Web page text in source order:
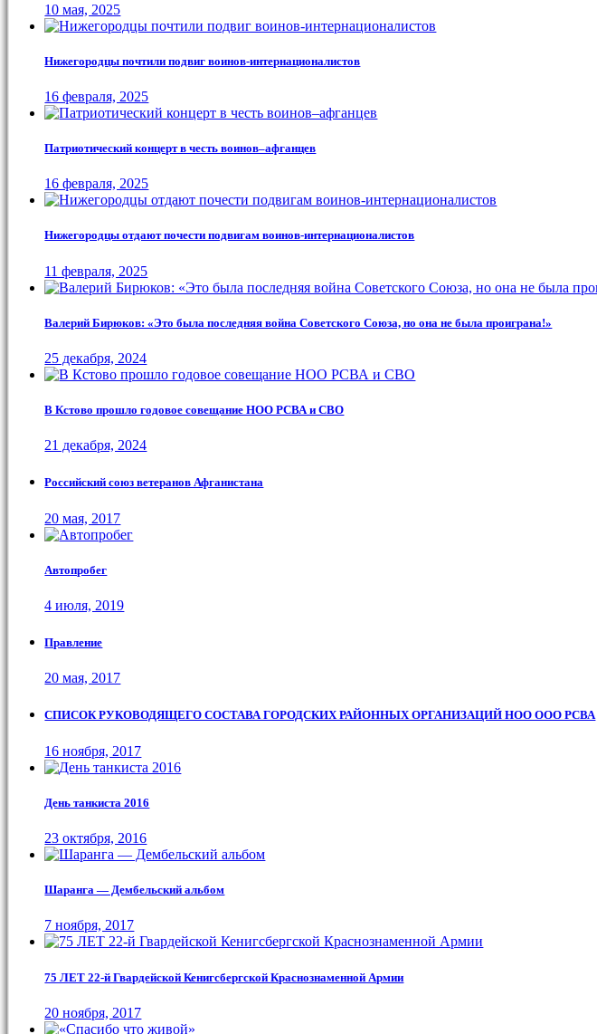
10 мая, 2025
Нижегородцы почтили подвиг воинов-интернационалистов
16 февраля, 2025
Патриотический концерт в честь воинов–афганцев
16 февраля, 2025
Нижегородцы отдают почести подвигам воинов-интернационалистов
11 февраля, 2025
Валерий Бирюков: «Это была последняя война Советского Союза, но она не была проиграна!»
25 декабря, 2024
В Кстово прошло годовое совещание НОО РСВА и СВО
21 декабря, 2024
Российский союз ветеранов Афганистана
20 мая, 2017
Автопробег
4 июля, 2019
Правление
20 мая, 2017
СПИСОК РУКОВОДЯЩЕГО СОСТАВА ГОРОДСКИХ РАЙОННЫХ ОРГАНИЗАЦИЙ НОО ООО РСВА
16 ноября, 2017
День танкиста 2016
23 октября, 2016
Шаранга — Дембельский альбом
7 ноября, 2017
75 ЛЕТ 22-й Гвардейской Кенигсбергской Краснознаменной Армии
20 ноября, 2017